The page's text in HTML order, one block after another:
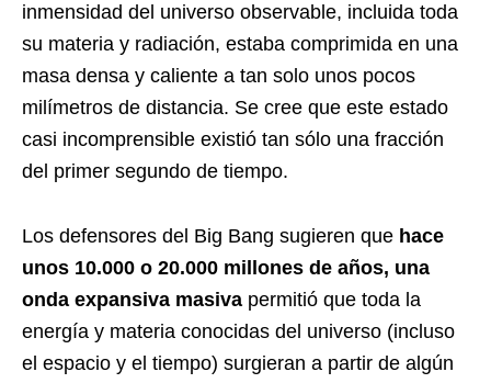
inmensidad del universo observable, incluida toda
su materia y radiación, estaba comprimida en una
masa densa y caliente a tan solo unos pocos
milímetros de distancia. Se cree que este estado
casi incomprensible existió tan sólo una fracción
del primer segundo de tiempo.
Los defensores del Big Bang sugieren que hace
unos 10.000 o 20.000 millones de años, una
onda expansiva masiva permitió que toda la
energía y materia conocidas del universo (incluso
el espacio y el tiempo) surgieran a partir de algún